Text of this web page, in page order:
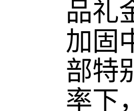
品礼
加固
部特
率下